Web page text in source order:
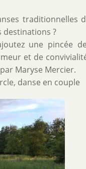
traditionnelles
destinations ?
une pincée
et de
Maryse Mercier.
danse en couple